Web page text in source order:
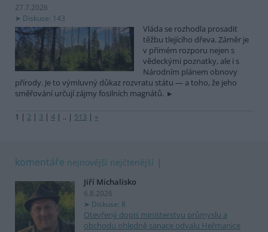
27.7.2026
Diskuse: 143
Vláda se rozhodla prosadit
těžbu tlejícího dřeva. Záměr je
v přímém rozporu nejen s
vědeckými poznatky, ale i s
Národním plánem obnovy
přírody. Je to výmluvný důkaz rozvratu státu — a toho, že jeho
směřování určují zájmy fosilních magnátů.
1 | 2 | 3 | 4 | .. | 513 | »
komentáře nejnovější nejčtenější
Jiří Michalisko
6.8.2026
Diskuse: 8
Otevřený dopis ministerstvu průmyslu a
obchodu ohledně sanace odvalu Heřmanice